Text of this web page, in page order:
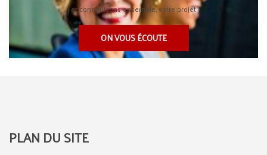
et construisons ensemble, votre projet
ON VOUS ÉCOUTE
PLAN DU SITE